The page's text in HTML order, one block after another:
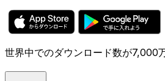
世界中でのダウンロード数が7,000